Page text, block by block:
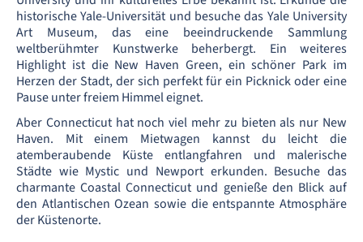
historische Yale-Universität und besuche das Yale University
Art Museum, das eine beeindruckende Sammlung
weltberühmter Kunstwerke beherbergt. Ein weiteres
Highlight ist die New Haven Green, ein schöner Park im
Herzen der Stadt, der sich perfekt für ein Picknick oder eine
Pause unter freiem Himmel eignet.
Aber Connecticut hat noch viel mehr zu bieten als nur New
Haven. Mit einem Mietwagen kannst du leicht die
atemberaubende Küste entlangfahren und malerische
Städte wie Mystic und Newport erkunden. Besuche das
charmante Coastal Connecticut und genieße den Blick auf
den Atlantischen Ozean sowie die entspannte Atmosphäre
der Küstenorte.